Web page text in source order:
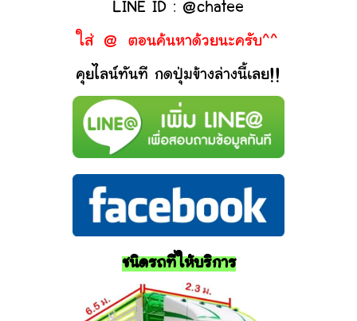
LINE ID : @chatee
ใส่ @ ตอนค้นหาด้วยนะครับ^^
คุยไลน์ทันที กดปุ่มข้างล่างนี้เลย!!
ชนิดรถที่ให้บริการ